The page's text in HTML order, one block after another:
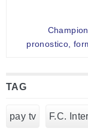
pronostico,
TAG
pay tv F.C. Inter